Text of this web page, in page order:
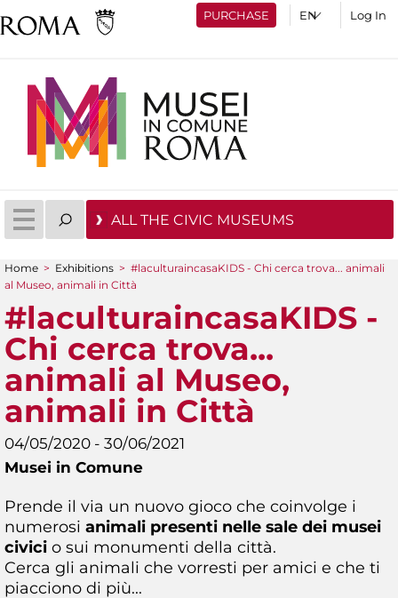
PURCHASE Log In
ALL THE CIVIC MUSEUMS
You are here
Home > Exhibitions > #laculturaincasaKIDS - Chi cerca trova... animali
al Museo, animali in Città
#laculturaincasaKIDS -
Chi cerca trova...
animali al Museo,
animali in Città
04/05/2020 - 30/06/2021
Musei in Comune
Prende il via un nuovo gioco che coinvolge i
numerosi animali presenti nelle sale dei musei
civici o sui monumenti della città.
Cerca gli animali che vorresti per amici e che ti
piacciono di più...